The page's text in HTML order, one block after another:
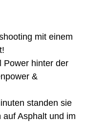
mit einem
hinter der
&
standen sie
Asphalt und im